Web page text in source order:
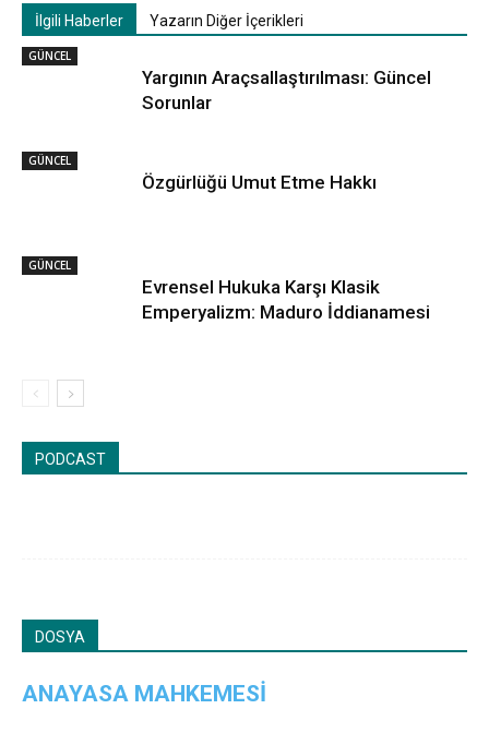
İlgili Haberler Yazarın Diğer İçerikleri
GÜNCEL
Yargının Araçsallaştırılması: Güncel
Sorunlar
GÜNCEL
Özgürlüğü Umut Etme Hakkı
GÜNCEL
Evrensel Hukuka Karşı Klasik
Emperyalizm: Maduro İddianamesi
PODCAST
DOSYA
ANAYASA MAHKEMESİ